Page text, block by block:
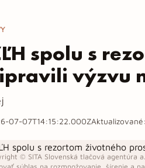
spolu s
výzvu
07-07T14:15:22.000ZAktualizované:
© SITA Slovenská tlačová agentúra